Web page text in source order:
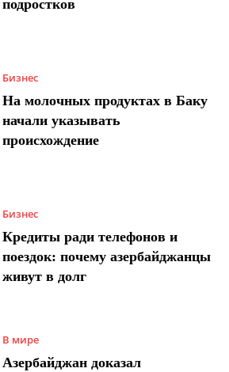
подростков
Бизнес
На молочных продуктах в Баку
начали указывать
происхождение
Бизнес
Кредиты ради телефонов и
поездок: почему азербайджанцы
живут в долг
В мире
Азербайджан доказал